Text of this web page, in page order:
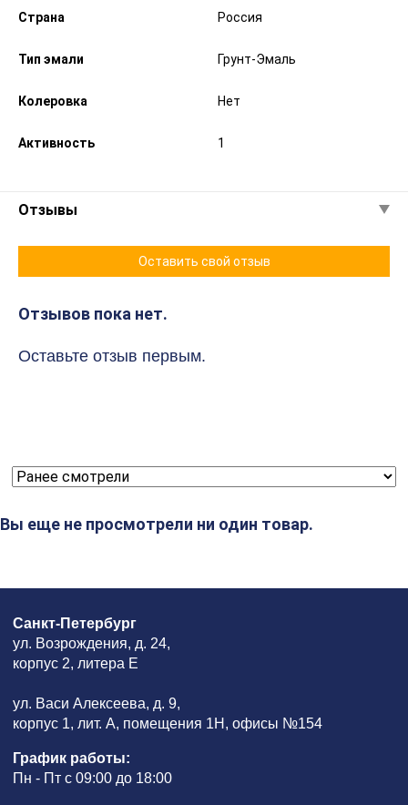
Страна Россия
Тип эмали Грунт-Эмаль
Колеровка Нет
Активность 1
Отзывы
Оставить свой отзыв
Отзывов пока нет.
Оставьте отзыв первым.
Вы еще не просмотрели ни один товар.
Санкт-Петербург
ул. Возрождения, д. 24,
корпус 2, литера Е
ул. Васи Алексеева, д. 9,
корпус 1, лит. А, помещения 1H, офисы №154
График работы:
Пн - Пт с 09:00 до 18:00